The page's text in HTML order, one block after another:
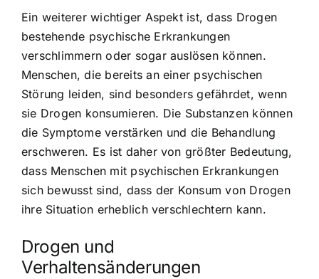
Ein weiterer wichtiger Aspekt ist, dass Drogen
bestehende psychische Erkrankungen
verschlimmern oder sogar auslösen können.
Menschen, die bereits an einer psychischen
Störung leiden, sind besonders gefährdet, wenn
sie Drogen konsumieren. Die Substanzen können
die Symptome verstärken und die Behandlung
erschweren. Es ist daher von größter Bedeutung,
dass Menschen mit psychischen Erkrankungen
sich bewusst sind, dass der Konsum von Drogen
ihre Situation erheblich verschlechtern kann.
Drogen und
Verhaltensänderungen